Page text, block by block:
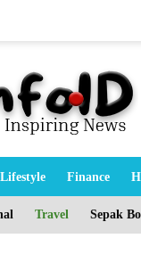
Lifestyle Finance
Travel Sepak